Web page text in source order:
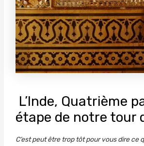
L’Inde, Quatrième
étape de notre tour
C’est peut être trop tôt pour vous dire ce